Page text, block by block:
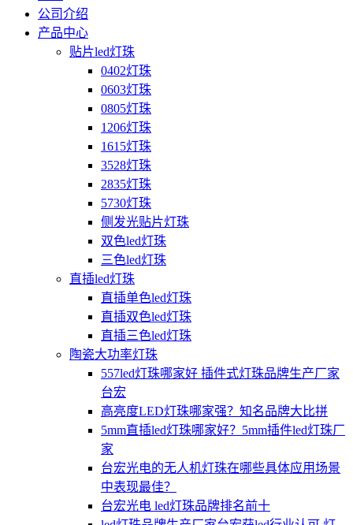
公司介绍
产品中心
贴片led灯珠
0402灯珠
0603灯珠
0805灯珠
1206灯珠
1615灯珠
3528灯珠
2835灯珠
5730灯珠
侧发光贴片灯珠
双色led灯珠
三色led灯珠
直插led灯珠
直插单色led灯珠
直插双色led灯珠
直插三色led灯珠
陶瓷大功率灯珠
557led灯珠哪家好 插件式灯珠品牌生产厂家
台宏
高亮度LED灯珠哪家强？知名品牌大比拼
5mm直插led灯珠哪家好？5mm插件led灯珠厂
家
台宏光电的无人机灯珠在哪些具体应用场景
中表现最佳？
台宏光电 led灯珠品牌排名前十